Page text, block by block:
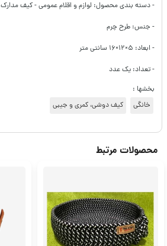
- دسته بندی محصول: لوازم و اقلام عمومی - کیف مدارک
- جنس: طرح چرم
- ابعاد: ۵×۱۲×۱۶ سانتی متر
- تعداد: یک عدد
بخشها :
خانگی
کیف دوشی، کمری و جیبی
محصولات مرتبط